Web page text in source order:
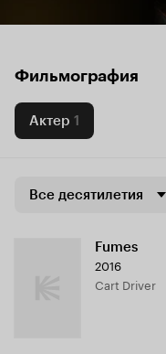
Фильмография
Актер 1
Все десятилетия
Fumes
2016
Cart Driver